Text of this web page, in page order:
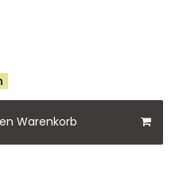
Warenkorb